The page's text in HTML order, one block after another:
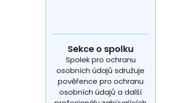
Sekce o spolku
Spolek pro ochranu
osobních údajů sdružuje
pověřence pro ochranu
osobních údajů a další